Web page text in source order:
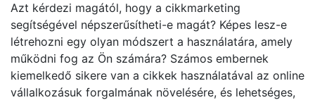
Azt kérdezi magától, hogy a cikkmarketing
segítségével népszerűsítheti-e magát? Képes lesz-e
létrehozni egy olyan módszert a használatára, amely
működni fog az Ön számára? Számos embernek
kiemelkedő sikere van a cikkek használatával az online
vállalkozásuk forgalmának növelésére, és lehetséges,